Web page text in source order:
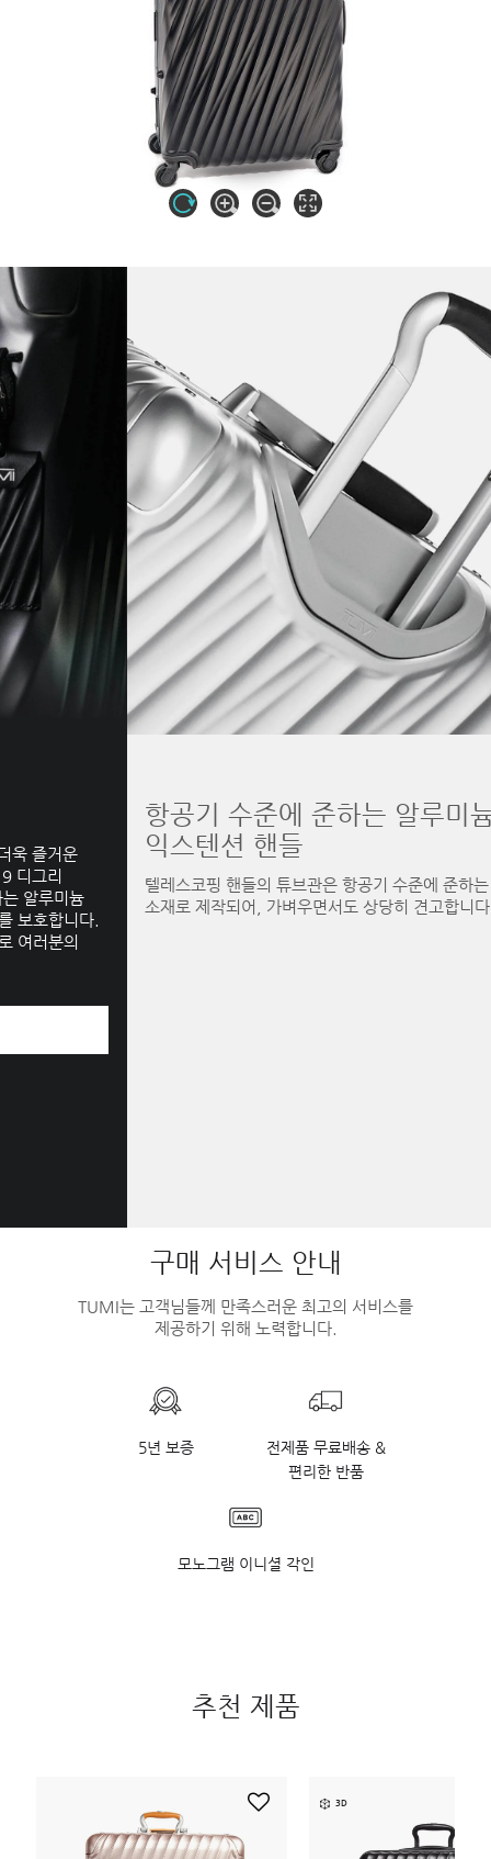
항공기 수준에 준하는 알루미늄
익스텐션 핸들
텔레스코핑 핸들의 튜브관은 항공기 수준에 준하는 알루미늄
소재로 제작되어, 가벼우면서도 상당히 견고합니다.
구매 서비스 안내
TUMI는 고객님들께 만족스러운 최고의 서비스를
제공하기 위해 노력합니다.
5년 보증
전제품 무료배송 &
편리한 반품
모노그램 이니셜 각인
추천 제품
3D